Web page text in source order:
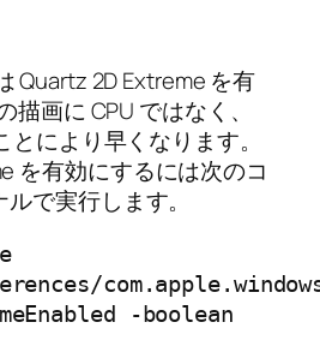
Quartz 2D Extreme を有
描画に CPU ではなく、
とにより早くなります。
を有効にするには次のコ
で実行します。
-boolean